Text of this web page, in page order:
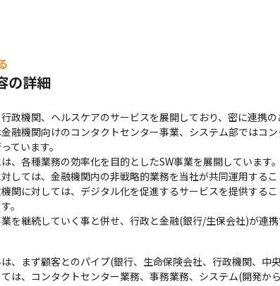
の詳細
政機関、ヘルスケアのサービスを展開しており、密に連携
融機関向けのコンタクトセンター事業、システム部ではコ
ています。
、各種業務の効率化を目的としたSW事業を展開しています。
しては、金融機関内の非戦略的業務を当社が共同運用する
関に対しては、デジタル化を促進するサービスを提供する
。
を継続していく事と併せ、行政と金融(銀行/生保会社)が連
、まず顧客とのパイプ(銀行、生命保険会社、行政機関、
は、コンタクトセンター業務、事務業務、システム(開発